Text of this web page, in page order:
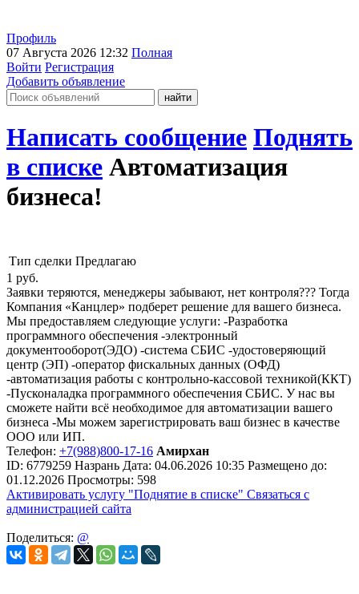
Профиль
07 Августа 2026 12:32 Полная
Войти Регистрация
Добавить объявление
Написать сообщение Поднять
в списке Автоматизация
бизнеса!
Тип сделки Предлагаю
1 руб.
Заявки теряются, менеджеры забывают, нет контроля??? Тогда
Компания «Канцлер» подберет решение для вашего бизнеса.
Мы предоставляем следующие услуги: -Разработка
программного обеспечения -электронный
документооборот(ЭДО) -система СБИС -удостоверяющий
центр (ЭП) -оператор фискальных данных (ОФД)
-автоматизация работы с контрольно-кассовой техникой(ККТ)
-Пусконаладка программного обеспечения СБИС. У нас вы
сможете найти всё необходимое для автоматизации вашего
бизнеса -Мы можем зарегистрировать ваш бизнес в качестве
ООО или ИП.
Телефон: +7(988)800-17-16 Амирхан
ID: 6779259 Назрань Дата: 04.06.2026 10:35 Размещено до:
01.12.2026 Просмотры: 598
Активировать услугу "Поднятие в списке" Связаться с
администрацией сайта
Поделиться: @